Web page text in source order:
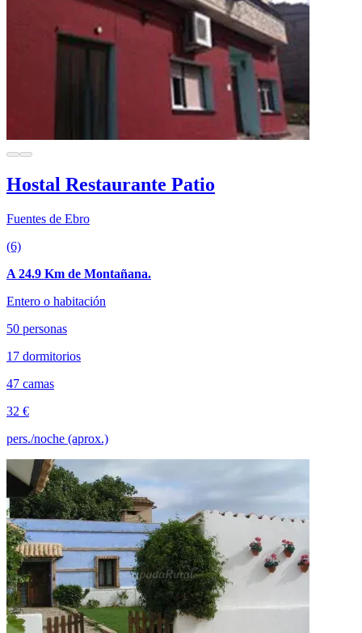
Hostal Restaurante Patio
Fuentes de Ebro
(6)
A 24.9 Km de Montañana.
Entero o habitación
50 personas
17 dormitorios
47 camas
32 €
pers./noche (aprox.)